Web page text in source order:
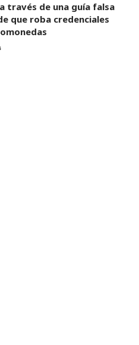
través de una guía falsa
que roba credenciales